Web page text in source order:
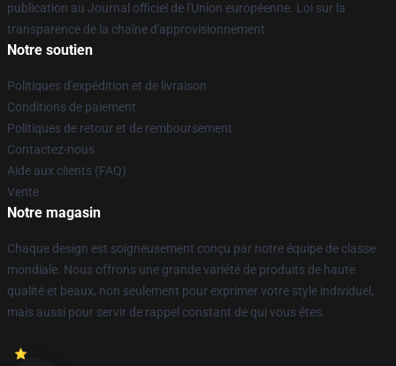
publication au Journal officiel de l'Union européenne. Loi sur la
transparence de la chaîne d'approvisionnement
Notre soutien
Politiques d'expédition et de livraison
Conditions de paiement
Politiques de retour et de remboursement
Contactez-nous
Aide aux clients (FAQ)
Vente
Notre magasin
Chaque design est soigneusement conçu par notre équipe de classe
mondiale. Nous offrons une grande variété de produits de haute
qualité et beaux, non seulement pour exprimer votre style individuel,
mais aussi pour servir de rappel constant de qui vous êtes.